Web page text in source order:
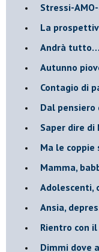
​Stressi-
​La
​Andrà
Autunno
​Contagio di
​Dal
​Saper dire di
​Ma le
​Mamma,
Adolescenti,
Ansia,
​Rientro con
Dimmi dove